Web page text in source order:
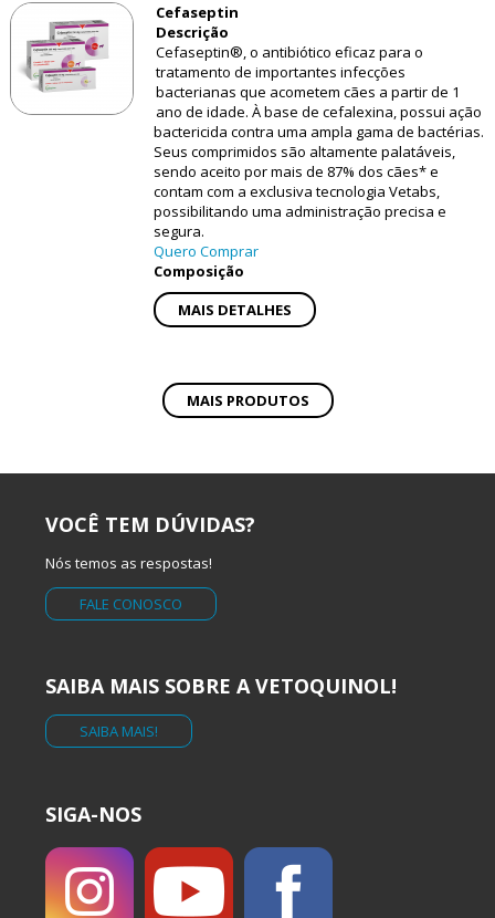
Cefaseptin
Descrição
Cefaseptin®, o antibiótico eficaz para o
tratamento de importantes infecções
bacterianas que acometem cães a partir de 1
ano de idade. À base de cefalexina, possui ação
bactericida contra uma ampla gama de bactérias.
Seus comprimidos são altamente palatáveis,
sendo aceito por mais de 87% dos cães* e
contam com a exclusiva tecnologia Vetabs,
possibilitando uma administração precisa e
segura.
Quero Comprar
Composição
MAIS DETALHES
MAIS PRODUTOS
VOCÊ TEM DÚVIDAS?
Nós temos as respostas!
FALE CONOSCO
SAIBA MAIS SOBRE A VETOQUINOL!
SAIBA MAIS!
SIGA-NOS